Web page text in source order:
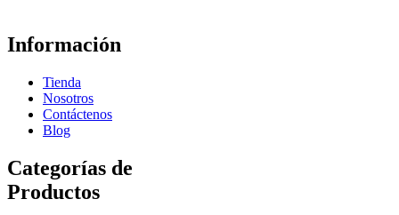
Información
Tienda
Nosotros
Contáctenos
Blog
Categorías de
Productos